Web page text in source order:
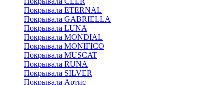
Покрывала ETERNAL
Покрывала GABRIELLA
Покрывала LUNA
Покрывала MONDIAL
Покрывала MONIFICO
Покрывала MUSCAT
Покрывала RUNA
Покрывала SILVER
Покрывала Артис